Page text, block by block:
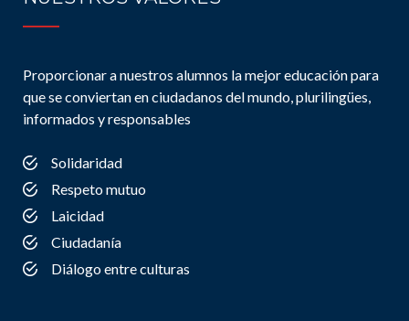
Proporcionar a nuestros alumnos la mejor educación para
que se conviertan en ciudadanos del mundo, plurilingües,
informados y responsables
Solidaridad
Respeto mutuo
Laicidad
Ciudadanía
Diálogo entre culturas